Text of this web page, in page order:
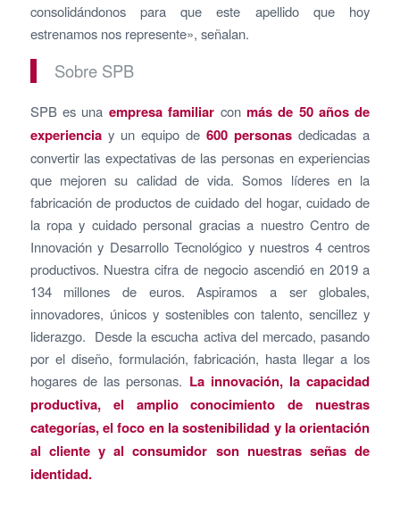
consolidándonos para que este apellido que hoy
estrenamos nos represente», señalan.
Sobre SPB
SPB es una empresa familiar con más de 50 años de
experienciay un equipo de600 personas dedicadas a
convertir las expectativas de las personas en experiencias
que mejoren su calidad de vida. Somos líderes en la
fabricación de productos de cuidado del hogar, cuidado de
la ropa y cuidado personal gracias a nuestro Centro de
Innovación y Desarrollo Tecnológico y nuestros 4 centros
productivos. Nuestra cifra de negocio ascendió en 2019 a
134 millones de euros. Aspiramos a ser globales,
innovadores, únicos y sostenibles con talento, sencillez y
liderazgo. Desde la escucha activa del mercado, pasando
por el diseño, formulación, fabricación, hasta llegar a los
hogares de las personas. La innovación, la capacidad
productiva, el amplio conocimiento de nuestras
categorías, el foco en la sostenibilidad y la orientación
al cliente y al consumidor son nuestras señas de
identidad.